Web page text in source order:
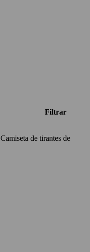
Filtrar
Camiseta de tirantes de